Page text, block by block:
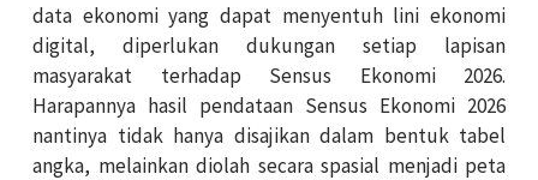
data ekonomi yang dapat menyentuh lini ekonomi
digital, diperlukan dukungan setiap lapisan
masyarakat terhadap Sensus Ekonomi 2026.
Harapannya hasil pendataan Sensus Ekonomi 2026
nantinya tidak hanya disajikan dalam bentuk tabel
angka, melainkan diolah secara spasial menjadi peta